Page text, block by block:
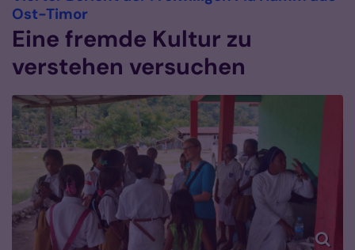
Ost-Timor
Eine fremde Kultur zu
verstehen versuchen